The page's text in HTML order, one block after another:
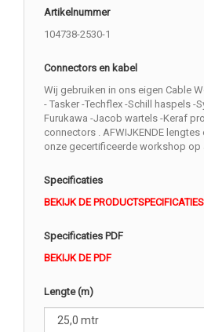
Artikelnummer
104738-2530-1
Connectors en kabel
Wij gebruiken in ons eigen Cable
- Tasker -Techflex -Schill haspels -
Furukawa -Jacob wartels -Keraf
connectors . AFWIJKENDE
onze gecertificeerde workshop op
Specificaties
BEKIJK DE PRODUCTSPECIFICATIES
Specificaties PDF
BEKIJK DE PDF
Lengte (m)